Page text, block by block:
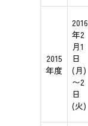
2015
年度
2016
年2
月1
日
(月)
〜2
日
(火)